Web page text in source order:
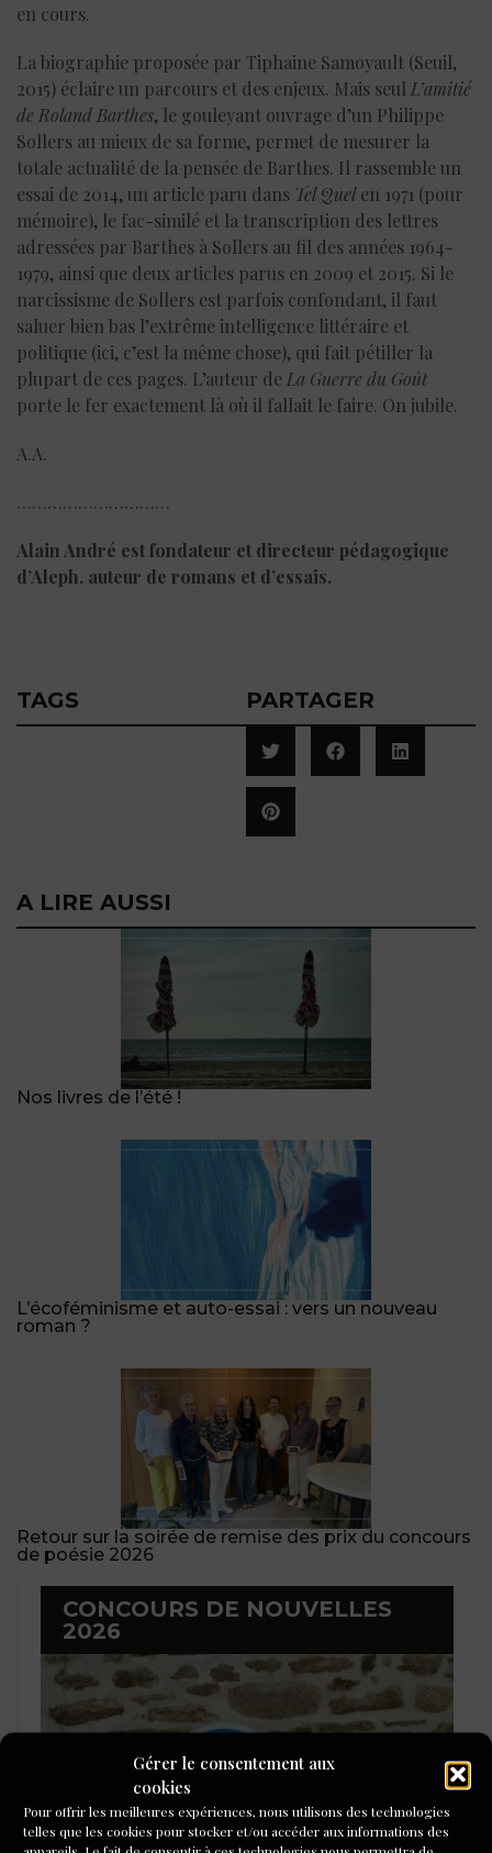
Gérer le consentement aux
cookies
Pour offrir les meilleures expériences, nous utilisons des technologies
telles que les cookies pour stocker et/ou accéder aux informations des
en cours.
La biographie proposée par Tiphaine Samoyault (Seuil,
2015) éclaire un parcours et des enjeux. Mais seul L’amitié
de Roland Barthes, le gouleyant ouvrage d’un Philippe
Sollers au mieux de sa forme, permet de mesurer la
totale actualité de la pensée de Barthes. Il rassemble un
essai de 2014, un article paru dans Tel Quelen 1971 (pour
mémoire), le fac-similé et la transcription des lettres
adressées par Barthes à Sollers au fil des années 1964-
1979, ainsi que deux articles parus en 2009 et 2015. Si le
narcissisme de Sollers est parfois confondant, il faut
saluer bien bas l’extrême intelligence littéraire et
politique (ici, c’est la même chose), qui fait pétiller la
plupart de ces pages. L’auteur de La Guerre du Goût
porte le fer exactement là où il fallait le faire. On jubile.
A.A.
…………………………
Alain André est fondateur et directeur pédagogique
d’Aleph, auteur de romans et d’essais.
TAGS PARTAGER
A LIRE AUSSI
Nos livres de l’été !
L’écoféminisme et auto-essai : vers un nouveau
roman ?
Retour sur la soirée de remise des prix du concours
de poésie 2026
CONCOURS DE NOUVELLES
2026